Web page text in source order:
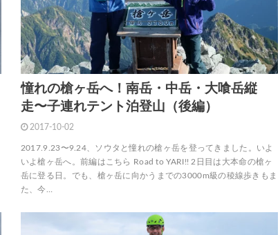
憧れの槍ヶ岳へ！南岳・中岳・大喰岳縦
走〜子連れテント泊登山（後編）
2017-10-02
2017.9.23〜9.24、ソウタと憧れの槍ヶ岳を登ってきました。いよ
いよ槍ヶ岳へ。前編はこちら Road to YARI!! 2日目は大本命の槍ヶ
岳に登る日。でも、槍ヶ岳に向かうまでの3000m級の稜線歩きもま
た、今…